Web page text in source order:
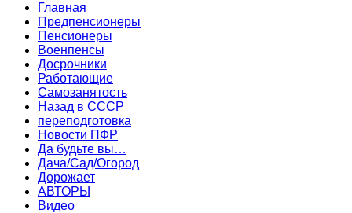
Главная
Предпенсионеры
Пенсионеры
Военпенсы
Досрочники
Работающие
Самозанятость
Назад в СССР
переподготовка
Новости ПФР
Да будьте вы…
Дача/Сад/Огород
Дорожает
АВТОРЫ
Видео